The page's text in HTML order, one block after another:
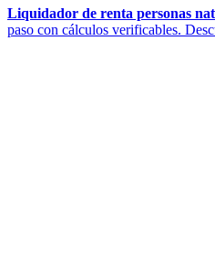
Liquidador de renta personas
paso con cálculos verificables.